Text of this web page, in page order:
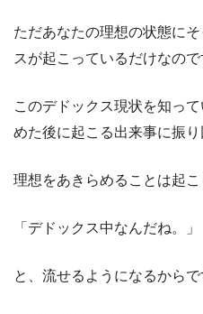
ただあなたの理想の状態に
スが起こっているだけなので
このデドックス現状を知っ
めた後に起こる出来事に振り
理想をあきらめることは起こ
「デドックス中なんだね。」
と、流せるようになるからで